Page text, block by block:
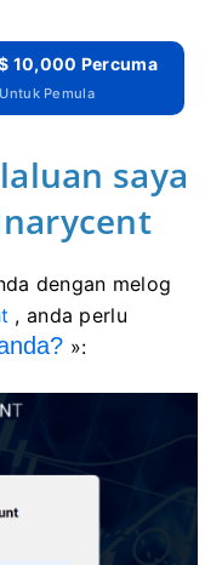
10,000 Percuma
Pemula
saya
dengan melog
, anda perlu
»: